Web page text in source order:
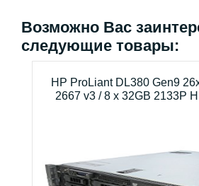
Возможно Вас
следующие товары:
HP ProLiant DL380 Gen9
2667 v3 / 8 x 32GB 2133P